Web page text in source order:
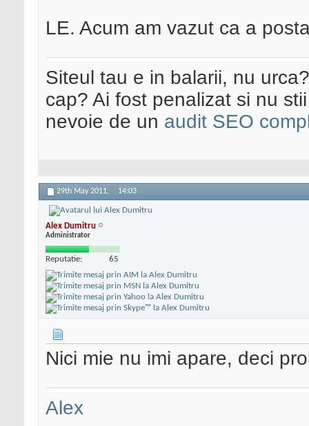
LE. Acum am vazut ca a
Siteul tau e in balarii, nu
cap? Ai fost penalizat si nu
nevoie de un audit SEO
29th May 2011, 14:03
Alex Dumitru
Administrator
Reputatie: 65
Nici mie nu imi apare, deci
Alex